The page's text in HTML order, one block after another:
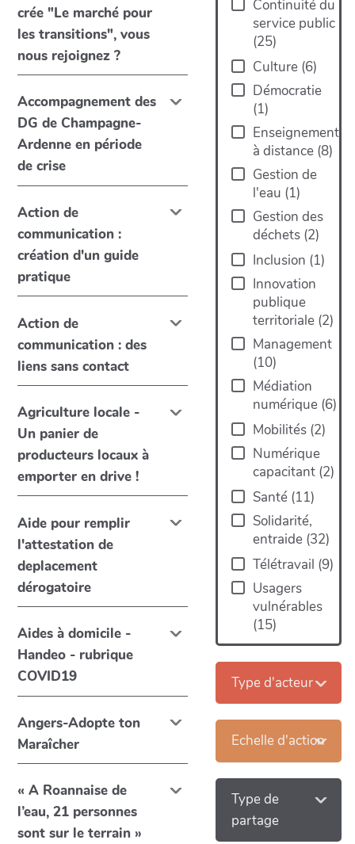
Continuité du
service public
(25)
Culture (6)
Démocratie
(1)
Enseignement
à distance (8)
Gestion de
l'eau (1)
Gestion des
déchets (2)
Inclusion (1)
Innovation
publique
territoriale (2)
Management
(10)
Médiation
numérique (6)
Mobilités (2)
Numérique
capacitant (2)
Santé (11)
Solidarité,
entraide (32)
Télétravail (9)
Usagers
vulnérables
(15)
Type d'acteur
Echelle d'action
Type de
partage
crée "Le marché pour
les transitions", vous
nous rejoignez ?
Accompagnement des
DG de Champagne-
Ardenne en période
de crise
Action de
communication :
création d'un guide
pratique
Action de
communication : des
liens sans contact
Agriculture locale -
Un panier de
producteurs locaux à
emporter en drive !
Aide pour remplir
l'attestation de
deplacement
dérogatoire
Aides à domicile -
Handeo - rubrique
COVID19
Angers-Adopte ton
Maraîcher
« A Roannaise de
l’eau, 21 personnes
sont sur le terrain »